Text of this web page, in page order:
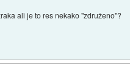
ali je to res nekako "združeno"?